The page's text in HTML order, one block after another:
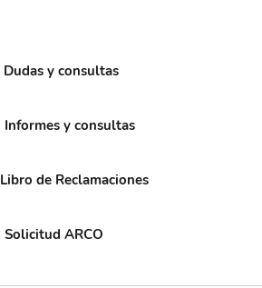
Dudas y consultas
Informes y consultas
Libro de Reclamaciones
Solicitud ARCO